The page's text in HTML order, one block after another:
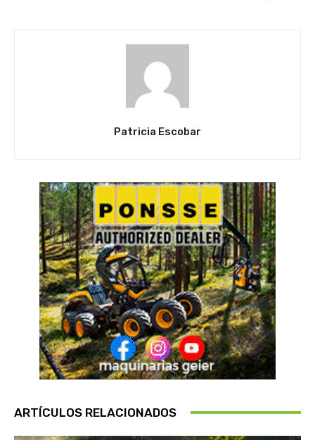
Patricia Escobar
ARTÍCULOS RELACIONADOS